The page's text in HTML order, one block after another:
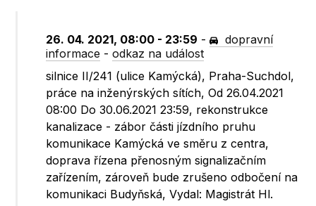
26. 04. 2021, 08:00 - 23:59 -
dopravní
informace -odkaz na událost
silnice II/241 (ulice Kamýcká), Praha-Suchdol,
práce na inženýrských sítích, Od 26.04.2021
08:00 Do 30.06.2021 23:59, rekonstrukce
kanalizace - zábor části jízdního pruhu
komunikace Kamýcká ve směru z centra,
doprava řízena přenosným signalizačním
zařízením, zároveň bude zrušeno odbočení na
komunikaci Budyňská, Vydal: Magistrát Hl.